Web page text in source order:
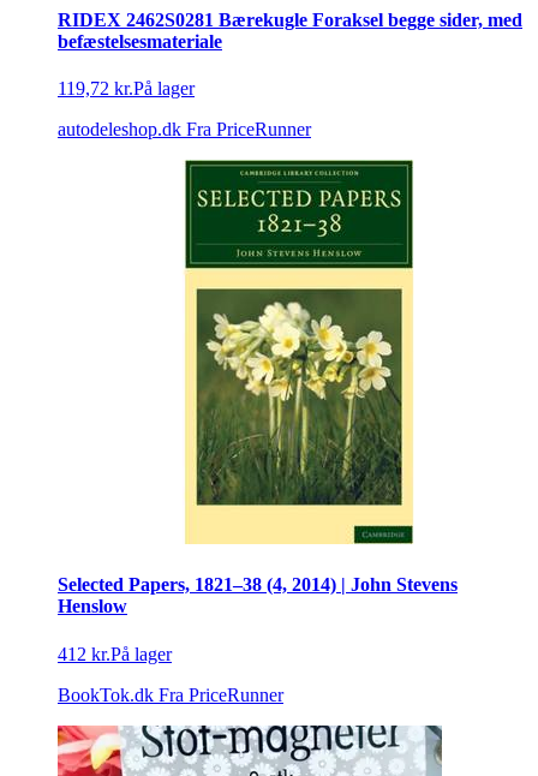
RIDEX 2462S0281 Bærekugle Foraksel begge sider, med
befæstelsesmateriale
119,72 kr.På lager
autodeleshop.dk Fra PriceRunner
Selected Papers, 1821–38 (4, 2014) | John Stevens
Henslow
412 kr.På lager
BookTok.dk Fra PriceRunner